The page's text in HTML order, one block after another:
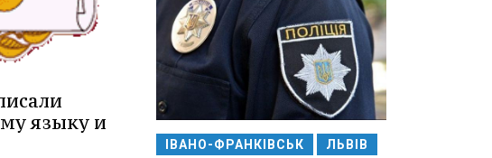
языку и
ІВАНО-ФРАНКІВСЬК ЛЬВІВ